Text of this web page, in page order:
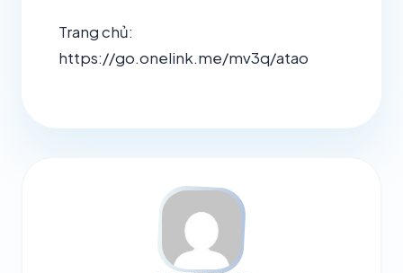
Trang chủ:
https://go.onelink.me/mv3q/atao